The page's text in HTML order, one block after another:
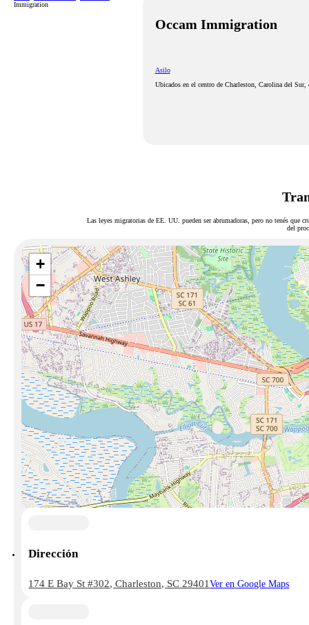
Immigration
Occam Immigration
Asilo
Ubicados en el centro de Charleston, Carolina del
Las leyes migratorias de EE. UU. pueden ser abrumadoras, pero no tenés que
del
+
−
Dirección
174 E Bay St #302, Charleston, SC 29401Ver en Google Maps